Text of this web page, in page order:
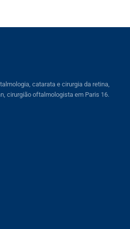
catarata e cirurgia da retina,
cirurgião oftalmologista em Paris 16.